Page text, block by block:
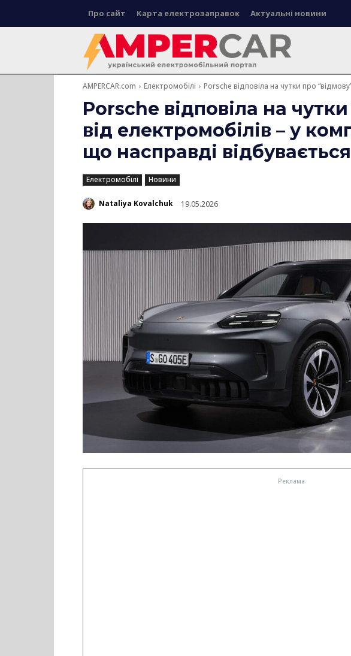
Про сайт Карта електрозаправок Актуальні новини
AMPERCAR.com Електромобілі Porsche відповіла на чутки про
Porsche відповіла на
від електромобілів – у
що насправді відбувається
Електромобілі Новини
Nataliya Kovalchuk 19.05.2026